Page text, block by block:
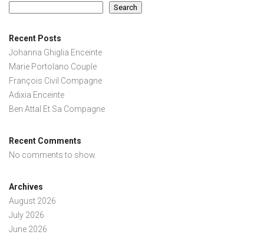
Search
Recent Posts
Johanna Ghiglia Enceinte
Marie Portolano Couple
François Civil Compagne
Adixia Enceinte
Ben Attal Et Sa Compagne
Recent Comments
No comments to show.
Archives
August 2026
July 2026
June 2026